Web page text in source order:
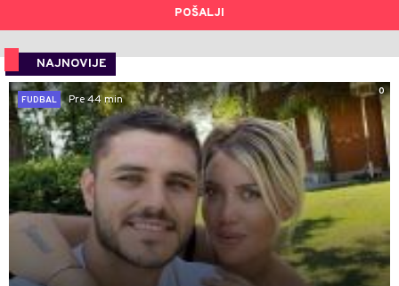
POŠALJI
NAJNOVIJE
0
FUDBAL
Pre 44 min